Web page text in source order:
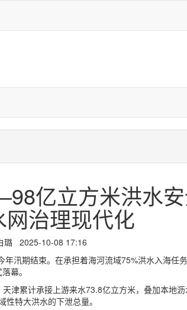
亿立方米洪水
治理现代化
璐 2025-10-08 17:16
汛期结束。在承担着海河流域75%洪水入海任
幕。
津累计承接上游来水73.8亿立方米，叠加本地沥
特大洪水的下泄总量。